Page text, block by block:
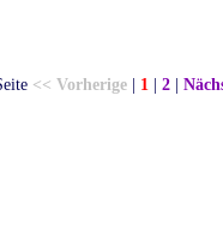
<< Vorherige | 1 | 2 |